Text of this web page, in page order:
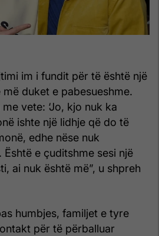
im i fundit për të është një
duket e pabesueshme.
vete: ‘Jo, kjo nuk ka
ishte një lidhje që do të
edhe nëse nuk
e çuditshme sesi një
ai nuk është më”, u shpreh
humbjes, familjet e tyre
për të përballuar